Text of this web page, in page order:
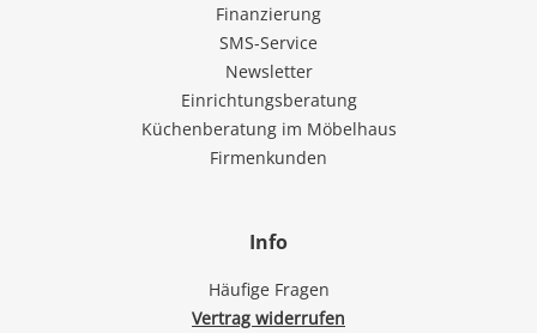
Finanzierung
SMS-Service
Newsletter
Einrichtungsberatung
Küchenberatung im Möbelhaus
Firmenkunden
Info
Häufige Fragen
Vertrag widerrufen